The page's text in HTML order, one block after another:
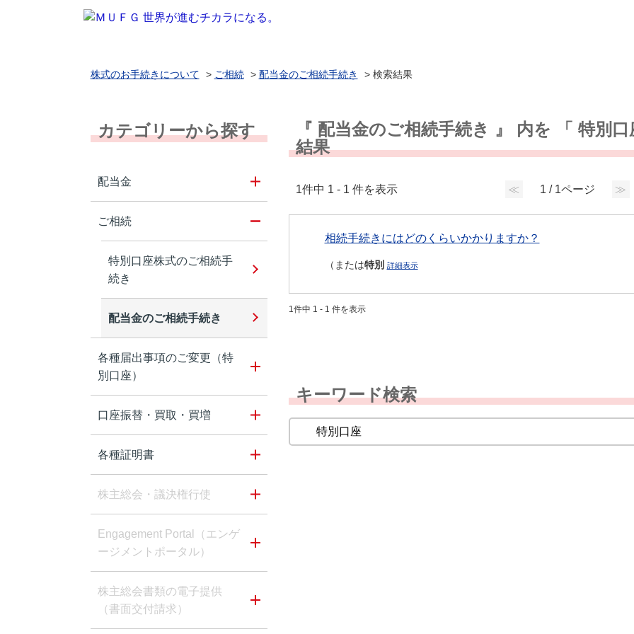
株式のお手続きについて > ご相続 > 配当金のご相続手続き > 検索結果
カテゴリーから探す
配当金
ご相続
特別口座株式のご相続手
続き
配当金のご相続手続き
各種届出事項のご変更（特
別口座）
口座振替・買取・買増
各種証明書
株主総会・議決権行使
Engagement Portal（エンゲ
ージメントポータル）
株主総会書類の電子提供
（書面交付請求）
『 配当金のご相続手続き 』 内を 「 特別
結果
1件中 1 - 1 件を表示 ≪ 1 / 1ページ ≫
相続手続きにはどのくらいかかりますか？
（または特別 詳細表示
1件中 1 - 1 件を表示
キーワード検索